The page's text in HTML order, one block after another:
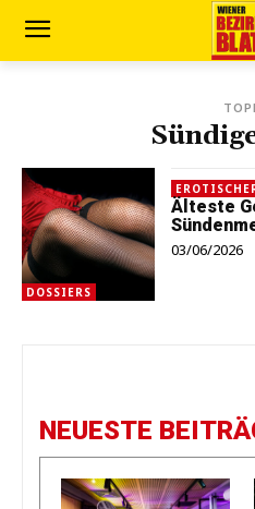
DOSSIERS
Älteste
03/06/2026
NEUESTE